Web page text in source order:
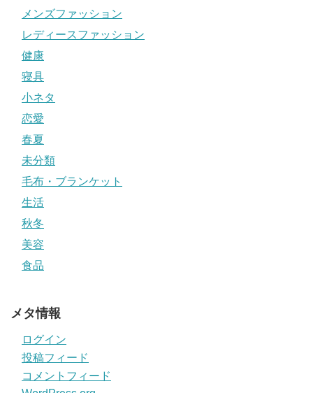
メンズファッション
レディースファッション
健康
寝具
小ネタ
恋愛
春夏
未分類
毛布・ブランケット
生活
秋冬
美容
食品
メタ情報
ログイン
投稿フィード
コメントフィード